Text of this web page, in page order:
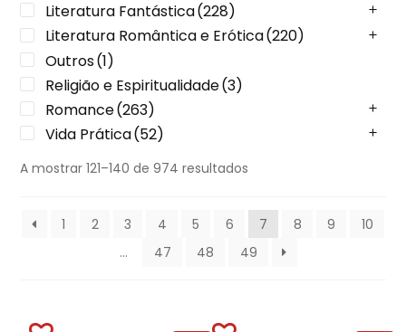
Literatura Fantástica(228)
Literatura Romântica e Erótica(220)
Outros(1)
Religião e Espiritualidade(3)
Romance(263)
Vida Prática(52)
A mostrar 121–140 de 974 resultados
1 2 3 4 5 6 7 8 9
10
…
47 48 49